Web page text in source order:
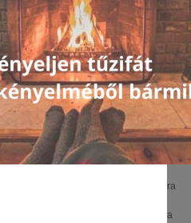
információs feladatokat is ellátó
megépült két lovaspihenő, amiknek
és a gyalogos kirándulók mellett a
a számításukat.
és kulturális értékek bemutathatóvá
előtt is nagy népszerűségnek örvendő
által szívesen látogatott területe.
tűzrakóhely, kemence, filagória és az
csalogatják a látogatókat.
a kerékpározásra, lovaglásra
kaphatnak információkat a